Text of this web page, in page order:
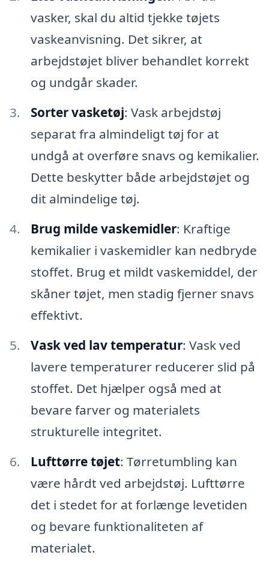
vasker, skal du altid tjekke tøjets
vaskeanvisning. Det sikrer, at
arbejdstøjet bliver behandlet korrekt
og undgår skader.
Sorter vasketøj: Vask arbejdstøj
separat fra almindeligt tøj for at
undgå at overføre snavs og kemikalier.
Dette beskytter både arbejdstøjet og
dit almindelige tøj.
Brug milde vaskemidler: Kraftige
kemikalier i vaskemidler kan nedbryde
stoffet. Brug et mildt vaskemiddel, der
skåner tøjet, men stadig fjerner snavs
effektivt.
Vask ved lav temperatur: Vask ved
lavere temperaturer reducerer slid på
stoffet. Det hjælper også med at
bevare farver og materialets
strukturelle integritet.
Lufttørre tøjet: Tørretumbling kan
være hårdt ved arbejdstøj. Lufttørre
det i stedet for at forlænge levetiden
og bevare funktionaliteten af
materialet.